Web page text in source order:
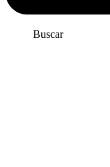
Buscar